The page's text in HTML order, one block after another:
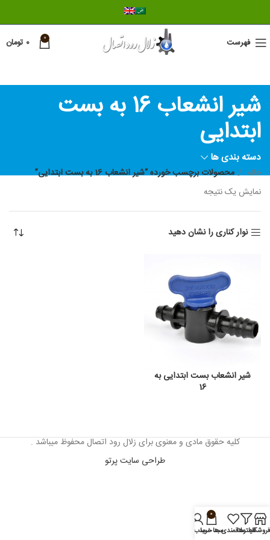
فهرست 0
0 تومان
شیر انشعاب 16 به بست
ابتدایی
دسته بندی ها
خانه
محصولات برچسب خورده “شیر انشعاب 16 به بست ابتدایی”
نمایش یک نتیجه
نوار کناری را نشان دهید
شیر انشعاب بست ابتدایی به
16
کلیه حقوق مادی و معنوی برای زلال رود اتصال محفوظ میباشد .
طراحی سایت پرتو
فروشگاهفیلترهاعلاقمندی ها
0
سبد خریدحساب من